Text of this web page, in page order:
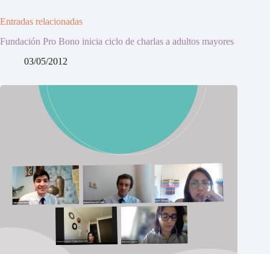
Entradas relacionadas
Fundación Pro Bono inicia ciclo de charlas a adultos mayores
03/05/2012